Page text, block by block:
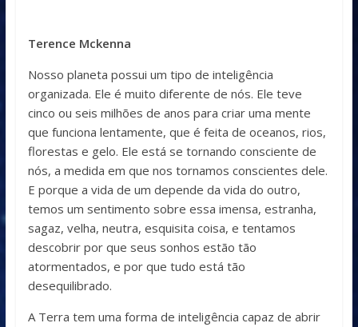
Terence Mckenna
Nosso planeta possui um tipo de inteligência
organizada. Ele é muito diferente de nós. Ele teve
cinco ou seis milhões de anos para criar uma mente
que funciona lentamente, que é feita de oceanos, rios,
florestas e gelo. Ele está se tornando consciente de
nós, a medida em que nos tornamos conscientes dele.
E porque a vida de um depende da vida do outro,
temos um sentimento sobre essa imensa, estranha,
sagaz, velha, neutra, esquisita coisa, e tentamos
descobrir por que seus sonhos estão tão
atormentados, e por que tudo está tão
desequilibrado.
A Terra tem uma forma de inteligência capaz de abrir